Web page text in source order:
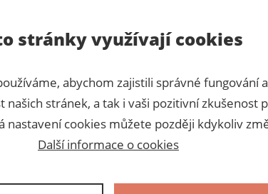
Číslo
stránky využívají cookies
abychom zajistili správné fungování a
našich stránek, a tak i vaši pozitivní zkušenost
nastavení cookies můžete později kdykoliv
Další informace o cookies